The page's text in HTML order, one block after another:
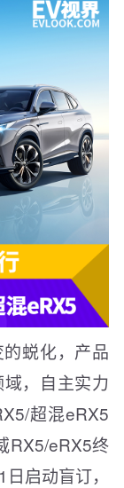
蜕化，产品
，自主实力
超混eRX5
RX5/eRX5终
启动盲订，